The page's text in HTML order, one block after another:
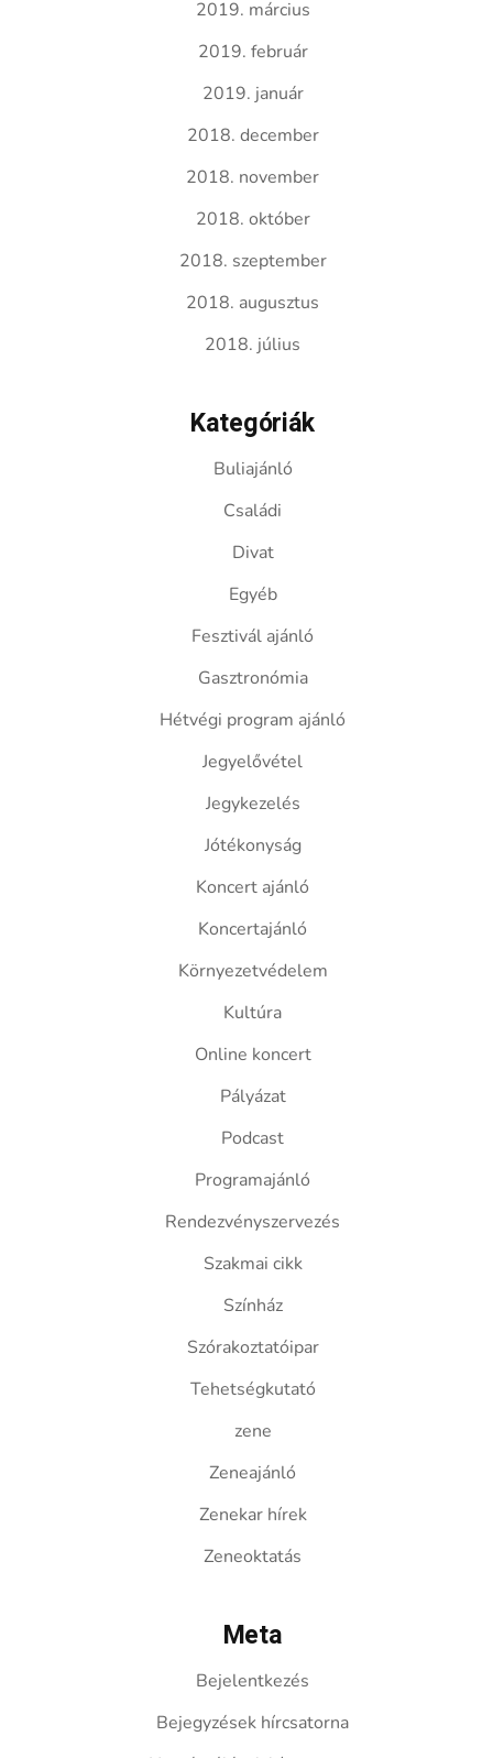
2019. március
2019. február
2019. január
2018. december
2018. november
2018. október
2018. szeptember
2018. augusztus
2018. július
Kategóriák
Buliajánló
Családi
Divat
Egyéb
Fesztivál ajánló
Gasztronómia
Hétvégi program ajánló
Jegyelővétel
Jegykezelés
Jótékonyság
Koncert ajánló
Koncertajánló
Környezetvédelem
Kultúra
Online koncert
Pályázat
Podcast
Programajánló
Rendezvényszervezés
Szakmai cikk
Színház
Szórakoztatóipar
Tehetségkutató
zene
Zeneajánló
Zenekar hírek
Zeneoktatás
Meta
Bejelentkezés
Bejegyzések hírcsatorna